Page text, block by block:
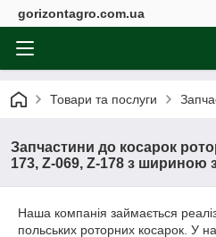
gorizontagro.com.ua
Товари та послуги
Запчастини до косарок
173, Z-069, Z-178 з шириною
Наша компанія займається
польських роторних косарок. У